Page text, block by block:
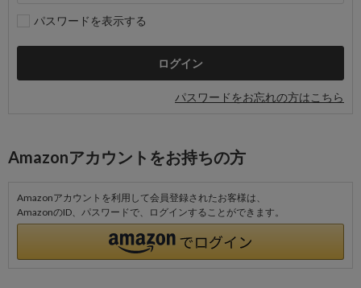
パスワードを表示する
パスワードをお忘れの方はこちら
Amazonアカウントをお持ちの方
Amazonアカウントを利用して会員登録されたお客様は、
AmazonのID、パスワードで、ログインすることができます。